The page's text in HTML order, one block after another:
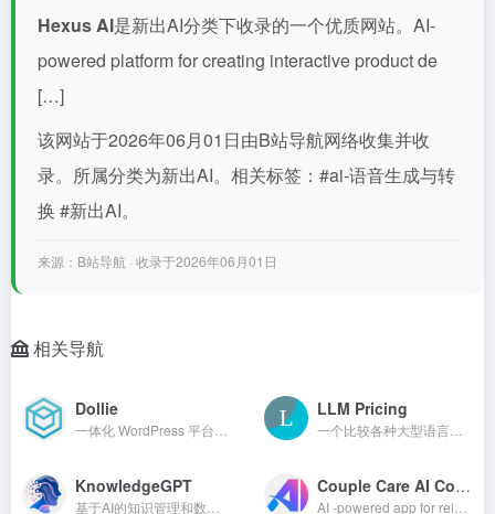
Hexus AI是新出AI分类下收录的一个优质网站。AI-
powered platform for creating interactive product de
[…]
该网站于2026年06月01日由B站导航网络收集并收
录。所属分类为新出AI。相关标签：#ai-语音生成与转
换 #新出AI。
来源：B站导航 · 收录于2026年06月01日
相关导航
Dollie LLM Pricing
KnowledgeGPT Couple Care AI Counselling